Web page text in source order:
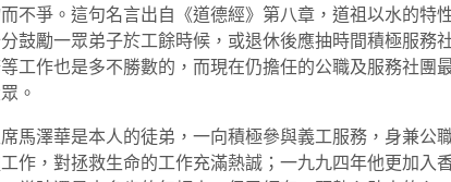
不爭。這句名言出自《道德經》第八章，道祖以水的
鼓勵一眾弟子於工餘時候，或退休後應抽時間積極服
工作也是多不勝數的，而現在仍擔任的公職及服務社
。
馬澤華是本人的徒弟，一向積極參與義工服務，身兼
作，對拯救生命的工作充滿熱誠；一九九四年他更加